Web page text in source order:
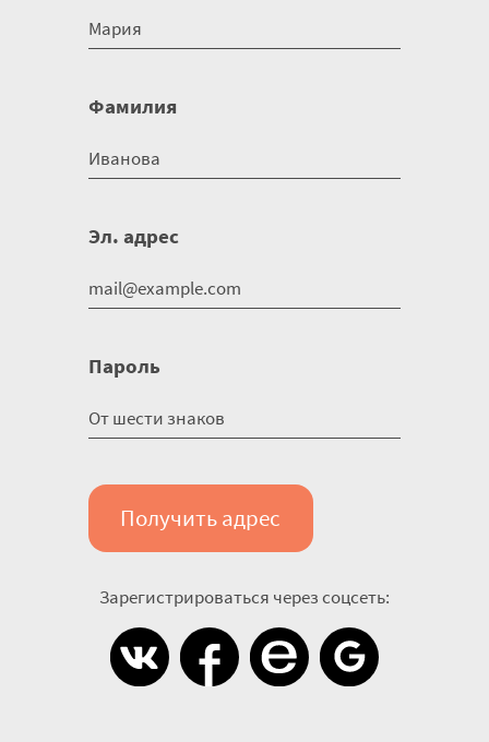
Фамилия
Эл. адрес
Пароль
Получить адрес
Зарегистрироваться через соцсеть: